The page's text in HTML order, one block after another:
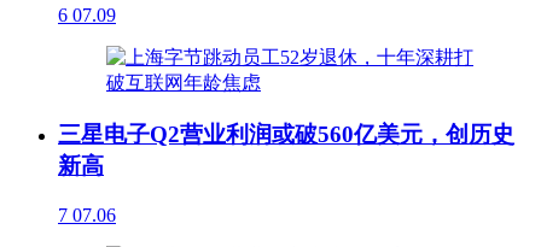
6 07.09
三星电子Q2营业利润或破560亿美元，创历史
新高
7 07.06